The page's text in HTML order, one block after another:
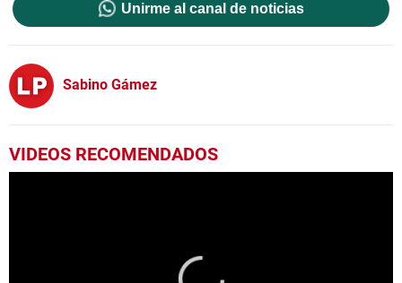
Unirme al canal de noticias
Sabino Gámez
VIDEOS RECOMENDADOS